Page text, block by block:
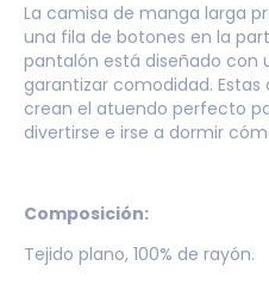
La camisa de manga larga
una fila de botones en la
pantalón está diseñado con
garantizar comodidad.
crean el atuendo perfecto
divertirse e irse a dormir
Composición:
Tejido plano, 100% de rayón.